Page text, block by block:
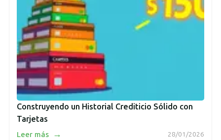
Construyendo un Historial Crediticio Sólido con
Tarjetas
28/01/2026
Leer más →